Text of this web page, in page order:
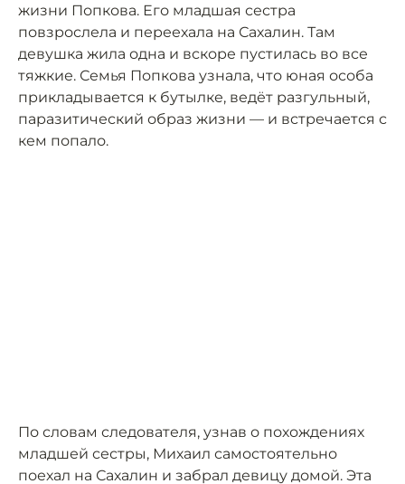
жизни Попкова. Его младшая сестра
повзрослела и переехала на Сахалин. Там
девушка жила одна и вскоре пустилась во все
тяжкие. Семья Попкова узнала, что юная особа
прикладывается к бутылке, ведёт разгульный,
паразитический образ жизни — и встречается с
кем попало.
По словам следователя, узнав о похождениях
младшей сестры, Михаил самостоятельно
поехал на Сахалин и забрал девицу домой. Эта